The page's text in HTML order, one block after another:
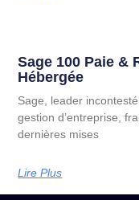
Sage 100 Paie &
Hébergée
Sage, leader
gestion d’entreprise,
dernières mises
Lire Plus